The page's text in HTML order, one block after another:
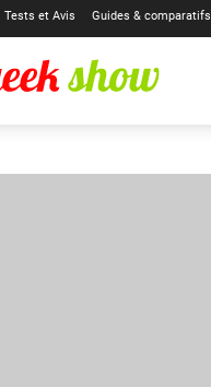
Tests et Avis Guides & comparatifs